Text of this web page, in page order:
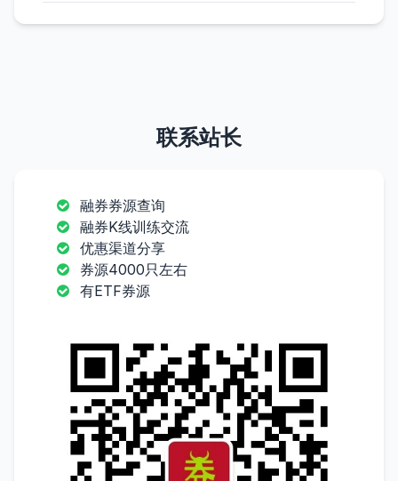
联系站长
融券券源查询
融券K线训练交流
优惠渠道分享
券源4000只左右
有ETF券源